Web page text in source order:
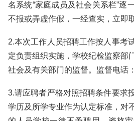
名系统“家庭成员及社会关系栏”逐
不报或弄虚作假，一经查实，立即
2.本次工作人员招聘工作按人事考
定负责组织实施，学校纪检监察部
社会及有关部门的监督。监督电话
3.请应聘者严格对照招聘条件要求
学历及所学专业作为认定标准，对